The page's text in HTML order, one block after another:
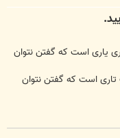
یاری است که گفتن نتوان
است که گفتن نتوان